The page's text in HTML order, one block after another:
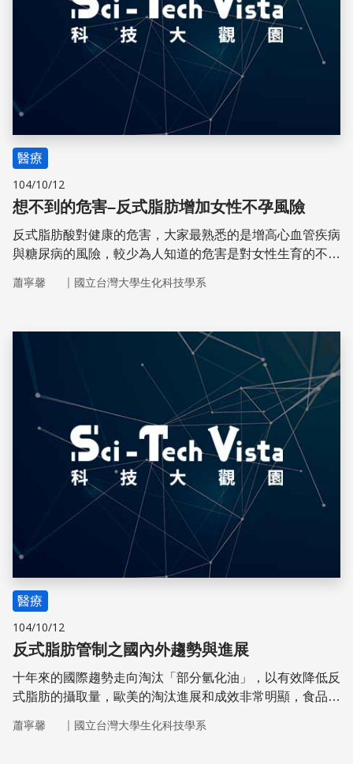
醫療
104/10/12
想不到的危害–反式脂肪增加女性不孕風險
反式脂肪酸對健康的危害，大家最熟悉的是增高心血管疾病
與糖尿病的風險，較少為人知道的危害是對女性生育的不利
料，以一萬八千多名24～42歲已婚女性為對象，沒有不孕
歷以確定不孕的診治，結果得到四百多個排卵異常的不孕個
蕭寧馨 ｜ 國立台灣大學生化科技學系
儲存
醫療
104/10/12
反式脂肪管制之國內外趨勢與進展
十年來的國際趨勢走向淘汰「部分氫化油」，以有效降低反
式脂肪的攝取量，歐美的淘汰進展和成效非常明顯，食品廠
取量都有大幅的減少
蕭寧馨 ｜ 國立台灣大學生化科技學系